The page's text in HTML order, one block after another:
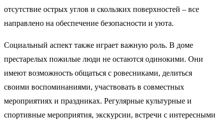
отсутствие острых углов и скользких поверхностей – все
направлено на обеспечение безопасности и уюта.
Социальный аспект также играет важную роль. В доме
престарелых пожилые люди не остаются одинокими. Они
имеют возможность общаться с ровесниками, делиться
своими воспоминаниями, участвовать в совместных
мероприятиях и праздниках. Регулярные культурные и
спортивные мероприятия, экскурсии, встречи с интересными